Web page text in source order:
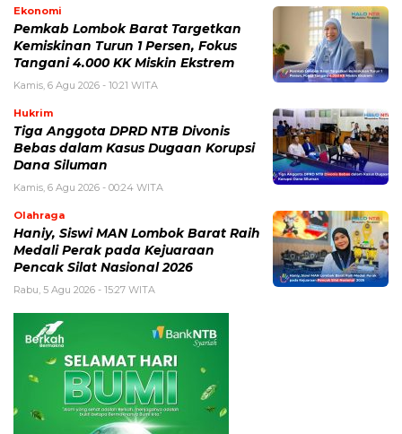
Ekonomi
Pemkab Lombok Barat Targetkan
Kemiskinan Turun 1 Persen, Fokus
Tangani 4.000 KK Miskin Ekstrem
Kamis, 6 Agu 2026 - 10:21 WITA
Hukrim
Tiga Anggota DPRD NTB Divonis
Bebas dalam Kasus Dugaan Korupsi
Dana Siluman
Kamis, 6 Agu 2026 - 00:24 WITA
Olahraga
Haniy, Siswi MAN Lombok Barat Raih
Medali Perak pada Kejuaraan
Pencak Silat Nasional 2026
Rabu, 5 Agu 2026 - 15:27 WITA